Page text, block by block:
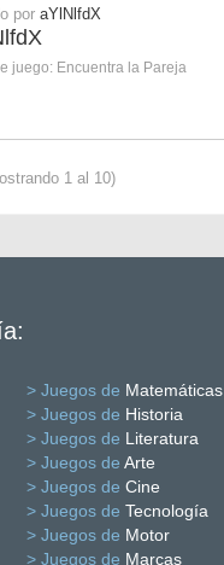
por aYlNlfdX
juego: Encuentra la Pareja
1 al 10)
> Juegos de Matemáticas
> Juegos de Historia
> Juegos de Literatura
> Juegos de Arte
> Juegos de Cine
> Juegos de Tecnología
> Juegos de Motor
> Juegos de Marcas